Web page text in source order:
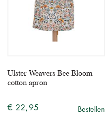
Ulster Weavers Bee Bloom
cotton apron
€ 22,95 Bestellen